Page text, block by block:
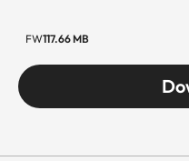
FW117.66 MB